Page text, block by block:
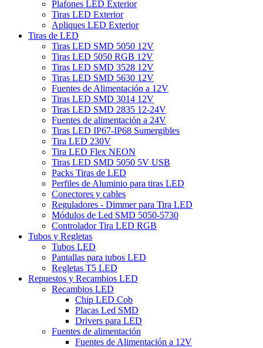
Plafones LED Exterior
Tiras LED Exterior
Apliques LED Exterior
Tiras de LED
Tiras LED SMD 5050 12V
Tiras LED 5050 RGB 12V
Tiras LED SMD 3528 12V
Tiras LED SMD 5630 12V
Fuentes de Alimentación a 12V
Tiras LED SMD 3014 12V
Tiras LED SMD 2835 12-24V
Fuentes de alimentación a 24V
Tiras LED IP67-IP68 Sumergibles
Tira LED 230V
Tira LED Flex NEON
Tiras LED SMD 5050 5V USB
Packs Tiras de LED
Perfiles de Aluminio para tiras LED
Conectores y cables
Reguladores - Dimmer para Tira LED
Módulos de Led SMD 5050-5730
Controlador Tira LED RGB
Tubos y Regletas
Tubos LED
Pantallas para tubos LED
Regletas T5 LED
Repuestos y Recambios LED
Recambios LED
Chip LED Cob
Placas Led SMD
Drivers para LED
Fuentes de alimentación
Fuentes de Alimentación a 12V